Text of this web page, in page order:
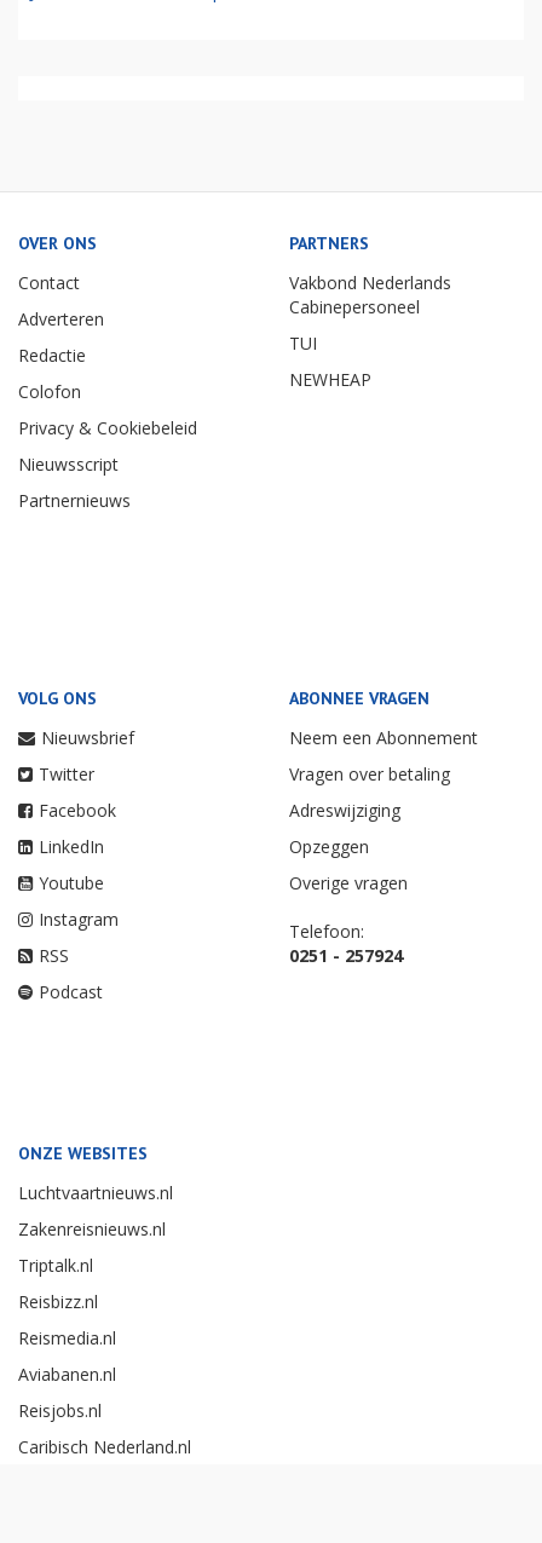
OVER ONS
Contact
Adverteren
Redactie
Colofon
Privacy & Cookiebeleid
Nieuwsscript
Partnernieuws
PARTNERS
Vakbond Nederlands
Cabinepersoneel
TUI
NEWHEAP
VOLG ONS
Nieuwsbrief
Twitter
Facebook
LinkedIn
Youtube
Instagram
RSS
Podcast
ABONNEE VRAGEN
Neem een Abonnement
Vragen over betaling
Adreswijziging
Opzeggen
Overige vragen
Telefoon:
0251 - 257924
ONZE WEBSITES
Luchtvaartnieuws.nl
Zakenreisnieuws.nl
Triptalk.nl
Reisbizz.nl
Reismedia.nl
Aviabanen.nl
Reisjobs.nl
Caribisch Nederland.nl